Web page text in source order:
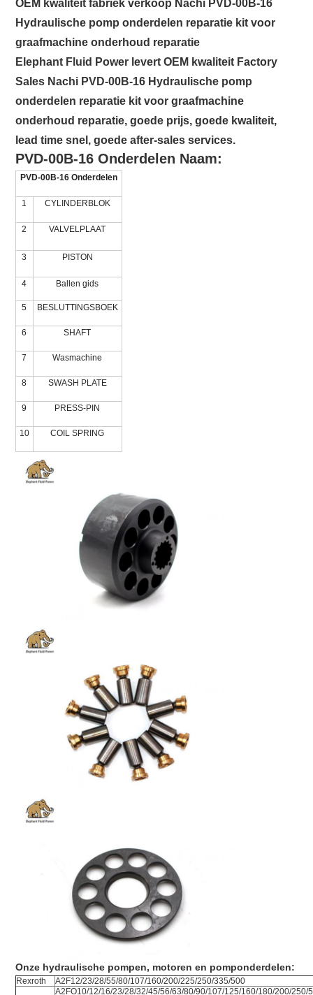
OEM kwaliteit fabriek verkoop Nachi PVD-00B-16
Hydraulische pomp onderdelen reparatie kit voor
graafmachine onderhoud reparatie
Elephant Fluid Power levert OEM kwaliteit Factory
Sales Nachi PVD-00B-16 Hydraulische pomp
onderdelen reparatie kit voor graafmachine
onderhoud reparatie, goede prijs, goede kwaliteit,
lead time snel, goede after-sales services.
PVD-00B-16 Onderdelen Naam:
PVD-00B-16 Onderdelen
1 CYLINDERBLOK
2 VALVELPLAAT
3 PISTON
4 Ballen gids
5 BESLUTTINGSBOEK
6 SHAFT
7 Wasmachine
8 SWASH PLATE
9 PRESS-PIN
10 COIL SPRING
Onze hydraulische pompen, motoren en pomponderdelen:
Rexroth
A2F12/23/28/55/80/107/160/200/225/250/335/500
A2FO10/12/16/23/28/32/45/56/63/80/90/107/125/160/180/200/250/